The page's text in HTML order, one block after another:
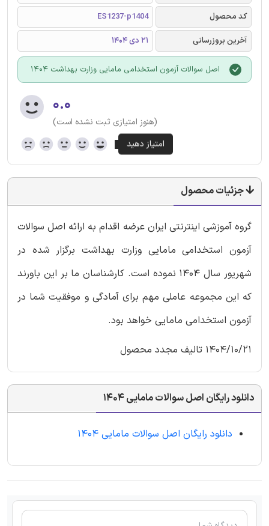
کد محصول
ES1237-p1404
آخرین بروزرسانی
21 دی 1404
اصل سوالات آزمون استخدامی مامایی وزارت بهداشت 1404
۰.۰
(هنوز امتیازی ثبت نشده است)
جزئیات محصول
گروه آموزشی اینترنتی ایران عرضه اقدام به ارائه اصل سوالات
آزمون استخدامی مامایی وزارت بهداشت برگزار شده در
شهریور سال 1404 نموده است. کارشناسان ما بر این باورند
که این مجموعه عاملی مهم برای آمادگی و موفقیت شما در
آزمون استخدامی مامایی خواهد بود.
1404/10/21 تالیف مجدد محصول
دانلود رایگان اصل سوالات مامایی 1404
دانلود رایگان اصل سوالات مامایی 1404